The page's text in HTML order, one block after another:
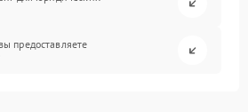
предоставляете